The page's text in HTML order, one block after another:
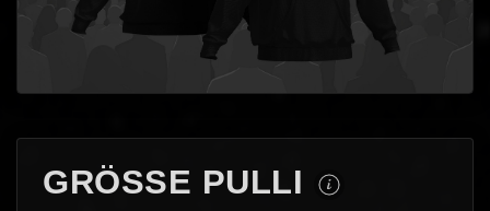
GRÖSSE PULLI